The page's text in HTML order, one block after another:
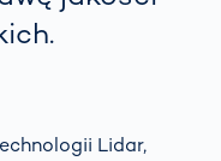
Lidar,